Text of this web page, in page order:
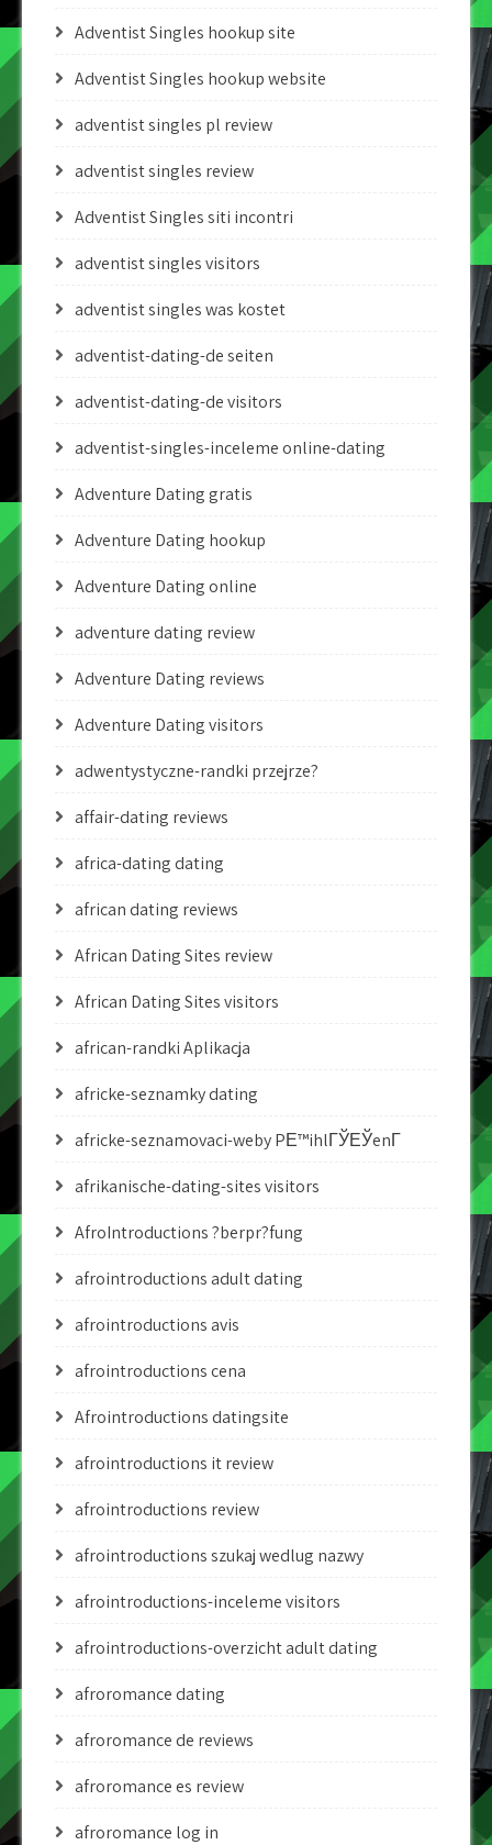
Adventist Singles hookup site
Adventist Singles hookup website
adventist singles pl review
adventist singles review
Adventist Singles siti incontri
adventist singles visitors
adventist singles was kostet
adventist-dating-de seiten
adventist-dating-de visitors
adventist-singles-inceleme online-dating
Adventure Dating gratis
Adventure Dating hookup
Adventure Dating online
adventure dating review
Adventure Dating reviews
Adventure Dating visitors
adwentystyczne-randki przejrze?
affair-dating reviews
africa-dating dating
african dating reviews
African Dating Sites review
African Dating Sites visitors
african-randki Aplikacja
africke-seznamky dating
africke-seznamovaci-weby PЕ™ihlГЎЕЎenГ­
afrikanische-dating-sites visitors
AfroIntroductions ?berpr?fung
afrointroductions adult dating
afrointroductions avis
afrointroductions cena
Afrointroductions datingsite
afrointroductions it review
afrointroductions review
afrointroductions szukaj wedlug nazwy
afrointroductions-inceleme visitors
afrointroductions-overzicht adult dating
afroromance dating
afroromance de reviews
afroromance es review
afroromance log in